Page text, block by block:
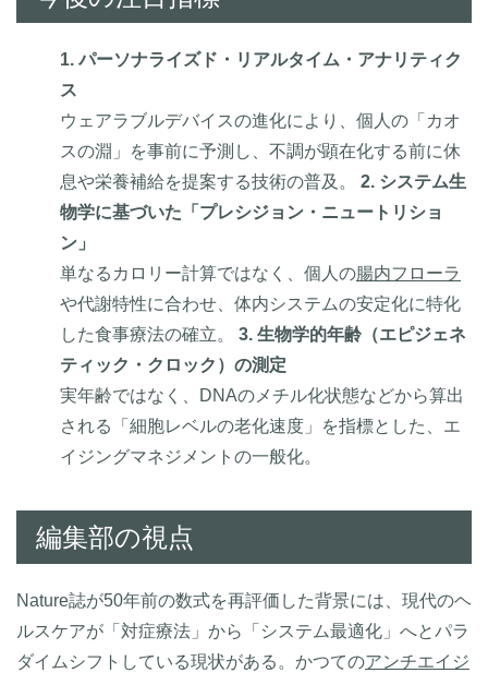
1. パーソナライズド・リアルタイム・アナリティク
ス
ウェアラブルデバイスの進化により、個人の「カオ
スの淵」を事前に予測し、不調が顕在化する前に休
息や栄養補給を提案する技術の普及。 2. システム生
物学に基づいた「プレシジョン・ニュートリショ
ン」
単なるカロリー計算ではなく、個人の腸内フローラ
や代謝特性に合わせ、体内システムの安定化に特化
した食事療法の確立。 3. 生物学的年齢（エピジェネ
ティック・クロック）の測定
実年齢ではなく、DNAのメチル化状態などから算出
される「細胞レベルの老化速度」を指標とした、エ
イジングマネジメントの一般化。
編集部の視点
Nature誌が50年前の数式を再評価した背景には、現代のヘ
ルスケアが「対症療法」から「システム最適化」へとパラ
ダイムシフトしている現状がある。かつてのアンチエイジ